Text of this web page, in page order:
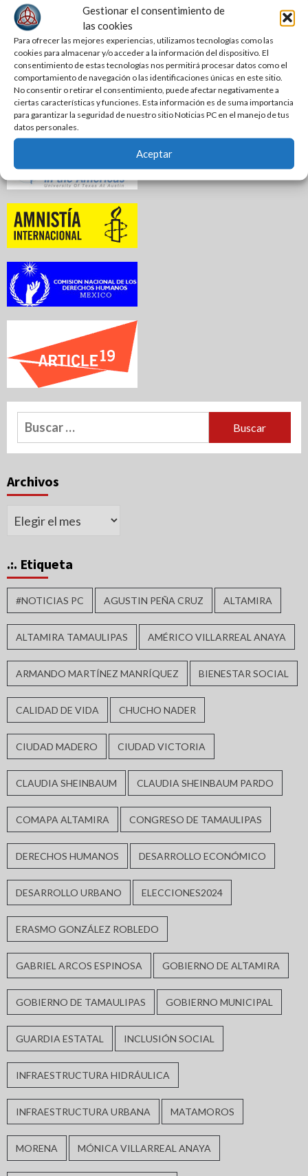
Gestionar el consentimiento de
las cookies
Para ofrecer las mejores experiencias, utilizamos tecnologías como las
cookies para almacenar y/o acceder a la información del dispositivo. El
consentimiento de estas tecnologías nos permitirá procesar datos como el
comportamiento de navegación o las identificaciones únicas en este sitio.
No consentir o retirar el consentimiento, puede afectar negativamente a
ciertas características y funciones. Esta información es de suma importancia
para garantizar la seguridad de nuestro sitio Noticias PC en el manejo de tus
datos personales.
Aceptar
Buscar:
Archivos
Archivos
.:. Etiqueta
#NOTICIAS PC AGUSTIN PEÑA CRUZ ALTAMIRA
ALTAMIRA TAMAULIPAS AMÉRICO VILLARREAL ANAYA
ARMANDO MARTÍNEZ MANRÍQUEZ BIENESTAR SOCIAL
CALIDAD DE VIDA CHUCHO NADER
CIUDAD MADERO CIUDAD VICTORIA
CLAUDIA SHEINBAUM CLAUDIA SHEINBAUM PARDO
COMAPA ALTAMIRA CONGRESO DE TAMAULIPAS
DERECHOS HUMANOS DESARROLLO ECONÓMICO
DESARROLLO URBANO ELECCIONES2024
ERASMO GONZÁLEZ ROBLEDO
GABRIEL ARCOS ESPINOSA GOBIERNO DE ALTAMIRA
GOBIERNO DE TAMAULIPAS GOBIERNO MUNICIPAL
GUARDIA ESTATAL INCLUSIÓN SOCIAL
INFRAESTRUCTURA HIDRÁULICA
INFRAESTRUCTURA URBANA MATAMOROS
MORENA MÓNICA VILLARREAL ANAYA